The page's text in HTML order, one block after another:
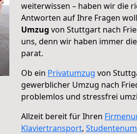
weiterwissen – haben wir die
Antworten auf Ihre Fragen
Umzug von Stuttgart nach
uns, denn wir haben immer
parat.
Ob ein Privatumzug von
gewerblicher Umzug nach
problemlos und stressfrei
Allzeit bereit für Ihren
Klaviertransport,